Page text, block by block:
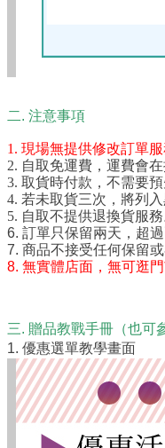
二. 注意事項
1. 現場無提供修改訂單
2. 自取免運費，運費會在
3. 取貨時付款，不需要預
4. 若未取貨三次，將列入
5. 自取不提供退換貨服務
6. 訂單只保留兩天，超
7. 商品不接受任何保留或
8. 無實體店面，無可逛
三. 贈品教戰手冊 （也可
1. 優惠選單教學畫面